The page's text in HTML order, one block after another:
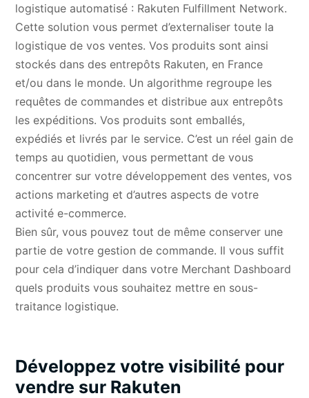
logistique automatisé : Rakuten Fulfillment Network.
Cette solution vous permet d’externaliser toute la
logistique de vos ventes. Vos produits sont ainsi
stockés dans des entrepôts Rakuten, en France
et/ou dans le monde. Un algorithme regroupe les
requêtes de commandes et distribue aux entrepôts
les expéditions. Vos produits sont emballés,
expédiés et livrés par le service. C’est un réel gain de
temps au quotidien, vous permettant de vous
concentrer sur votre développement des ventes, vos
actions marketing et d’autres aspects de votre
activité e-commerce.
Bien sûr, vous pouvez tout de même conserver une
partie de votre gestion de commande. Il vous suffit
pour cela d’indiquer dans votre Merchant Dashboard
quels produits vous souhaitez mettre en sous-
traitance logistique.
Développez votre visibilité pour
vendre sur Rakuten